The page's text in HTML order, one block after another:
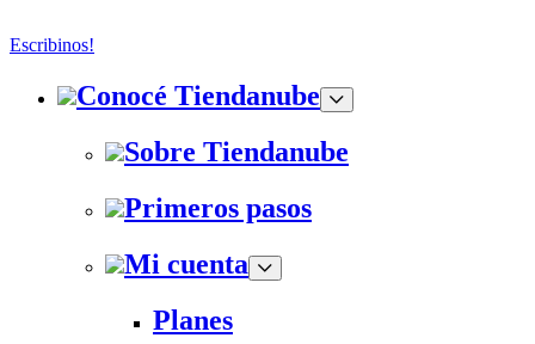
Escribinos!
Conocé Tiendanube
Sobre Tiendanube
Primeros pasos
Mi cuenta
Planes